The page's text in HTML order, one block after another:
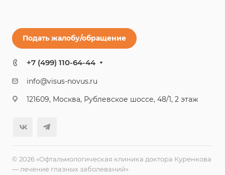
Подать жалобу/обращение
+7 (499) 110-64-44
info@visus-novus.ru
121609, Москва, Рублевское шоссе, 48/1, 2 этаж
© 2026 «Офтальмологическая клиника доктора Куренкова
— лечение глазных заболеваний»